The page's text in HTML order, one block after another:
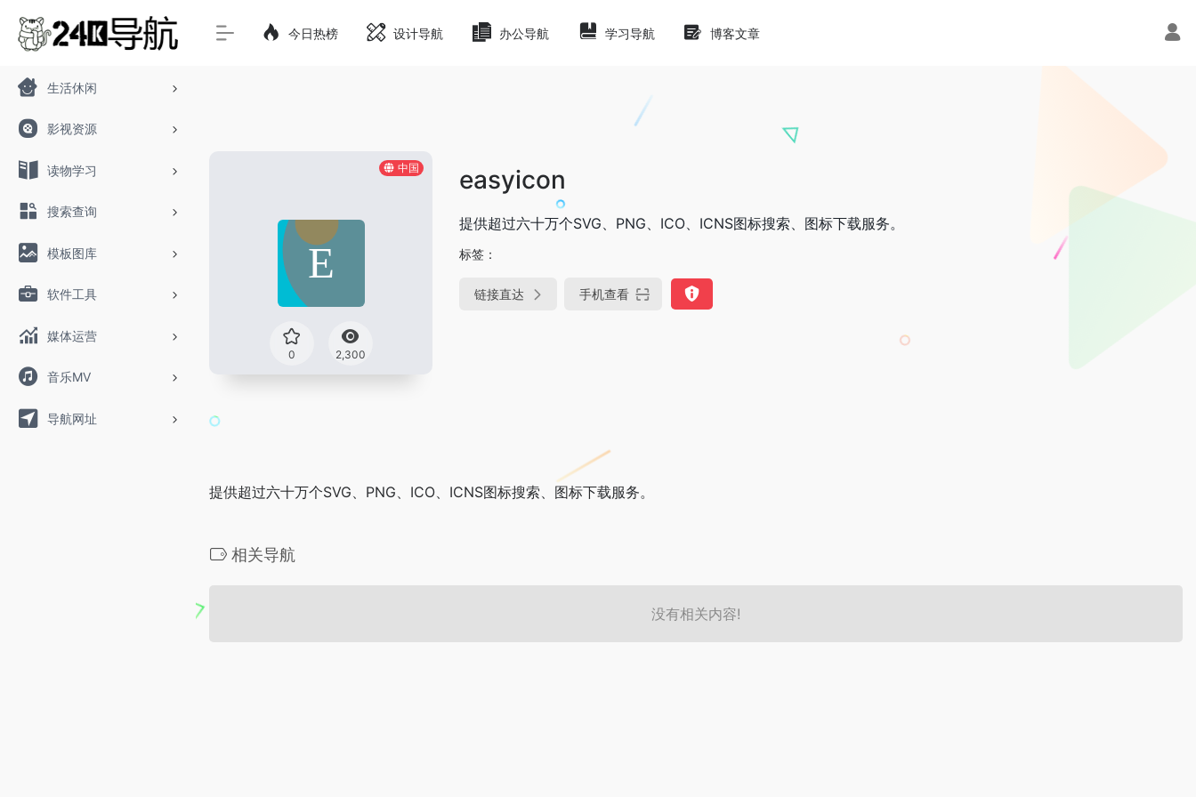
生活休闲
影视资源
读物学习
搜索查询
模板图库
软件工具
媒体运营
音乐MV
导航网址
今日热榜 设计导航 办公导航 学习导航 博客文章
中国
0 2,300
easyicon
提供超过六十万个SVG、PNG、ICO、ICNS图标搜索、图标下载服务。
标签：
链接直达 手机查看
提供超过六十万个SVG、PNG、ICO、ICNS图标搜索、图标下载服务。
相关导航
没有相关内容!